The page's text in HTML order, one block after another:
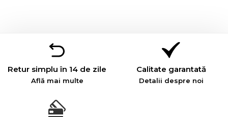
Retur simplu în 14 de zile
Află mai multe
Calitate garantată
Detalii despre noi